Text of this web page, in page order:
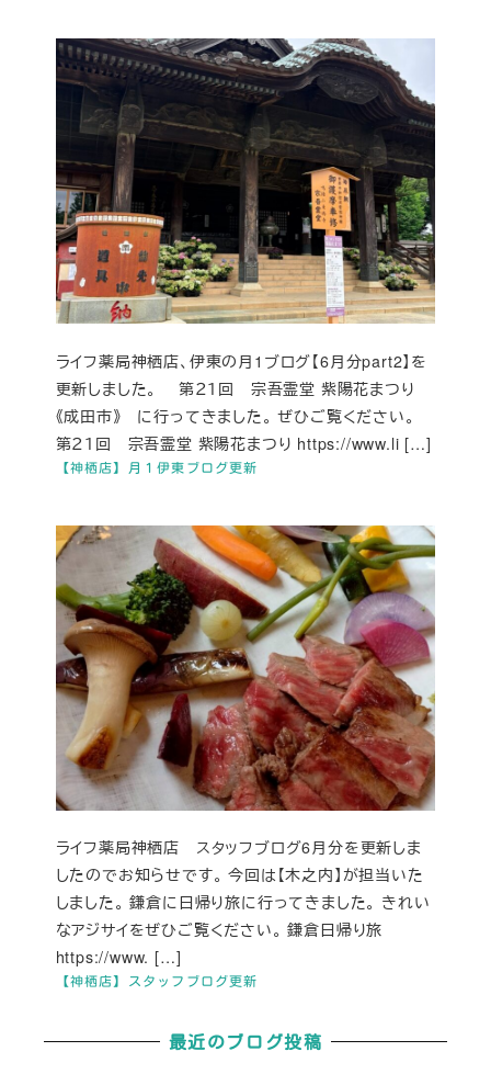
【神栖店】月１伊東ブログ更新
ライフ薬局神栖店、伊東の月1ブログ【6月分part2】を
更新しました。 第２１回 宗吾霊堂 紫陽花まつり
《成田市》 に行ってきました。 ぜひご覧ください。
第２１回 宗吾霊堂 紫陽花まつり https://www.li […]
【神栖店】スタッフブログ更新
ライフ薬局神栖店 スタッフブログ6月分を更新しま
したのでお知らせです。 今回は【木之内】が担当いた
しました。 鎌倉に日帰り旅に行ってきました。 きれい
なアジサイをぜひご覧ください。 鎌倉日帰り旅
https://www. […]
最近のブログ投稿